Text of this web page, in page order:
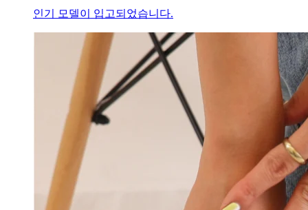
인기 모델이 입고되었습니다.